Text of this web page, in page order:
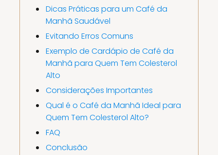
Dicas Práticas para um Café da
Manhã Saudável
Evitando Erros Comuns
Exemplo de Cardápio de Café da
Manhã para Quem Tem Colesterol
Alto
Considerações Importantes
Qual é o Café da Manhã Ideal para
Quem Tem Colesterol Alto?
FAQ
Conclusão